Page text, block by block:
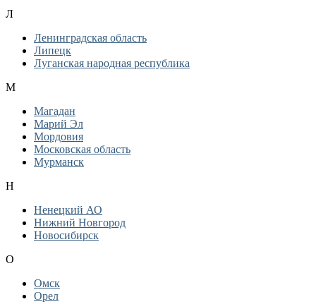
Л
Ленинградская область
Липецк
Луганская народная республика
М
Магадан
Марий Эл
Мордовия
Московская область
Мурманск
Н
Ненецкий АО
Нижний Новгород
Новосибирск
О
Омск
Орел